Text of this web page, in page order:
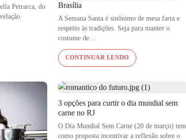
com o creme Funghi Porcini aquecido a
de cogumelos há 30 anos. O
são selecionados, processados, temperados
segue um rígido controle de
Petrarca, do
Brasília
A Semana Santa é sinônimo de mesa farta e
respeito às tradições. Seja para manter o
costume de…
CONTINUAR LENDO
3 opções para curtir o dia mundial sem
carne no RJ
O Dia Mundial Sem Carne (20 de março) tem
como proposta incentivar a reflexão sobre o